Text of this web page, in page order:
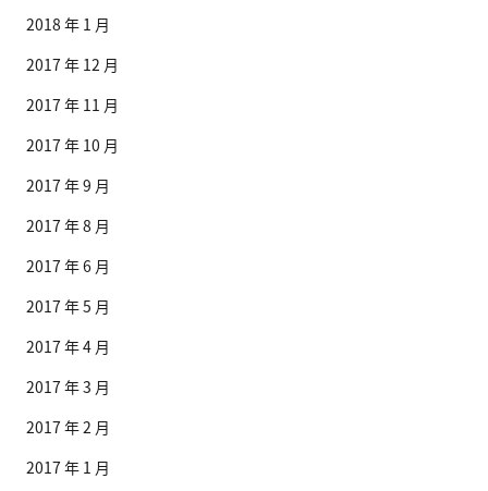
2018 年 1 月
2017 年 12 月
2017 年 11 月
2017 年 10 月
2017 年 9 月
2017 年 8 月
2017 年 6 月
2017 年 5 月
2017 年 4 月
2017 年 3 月
2017 年 2 月
2017 年 1 月